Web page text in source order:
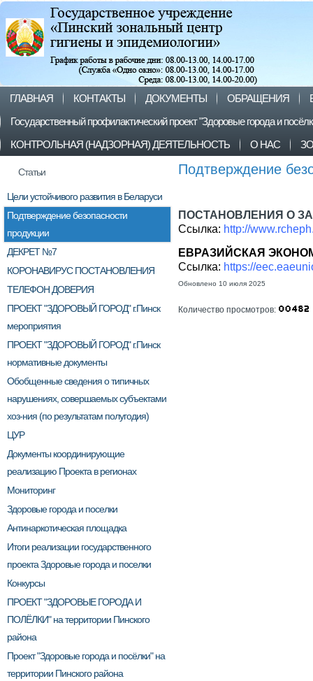
ГЛАВНАЯ КОНТАКТЫ ДОКУМЕНТЫ ОБРАЩЕНИЯ
Государственный профилактический проект "Здоровые города и
КОНТРОЛЬНАЯ (НАДЗОРНАЯ) ДЕЯТЕЛЬНОСТЬ
О НАС
Статьи
Цели устойчивого развития в Беларуси
Подтверждение безопасности
продукции
ДЕКРЕТ №7
КОРОНАВИРУС ПОСТАНОВЛЕНИЯ
ТЕЛЕФОН ДОВЕРИЯ
ПРОЕКТ "ЗДОРОВЫЙ ГОРОД" г.Пинск
мероприятия
ПРОЕКТ "ЗДОРОВЫЙ ГОРОД" г.Пинск
нормативные документы
Обобщенные сведения о типичных
нарушениях, совершаемых субъектами
хоз-ния (по результатам полугодия)
ЦУР
Документы координирующие
реализацию Проекта в регионах
Мониторинг
Здоровые города и поселки
Антинаркотическая площадка
Итоги реализации государственного
проекта Здоровые города и поселки
Конкурсы
ПРОЕКТ "ЗДОРОВЫЕ ГОРОДА И
ПОЛЁЛКИ" на территории Пинского
района
Проект "Здоровые города и посёлки" на
территории Пинского района
Подтверждение
ПОСТАНОВЛЕНИЯ О
Ссылка: http://
ЕВРАЗИЙСКАЯ
Ссылка: https://
Обновлено 10 июля 2025
Количество просмотров: